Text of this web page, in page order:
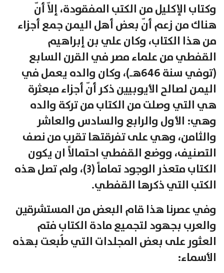
وكتاب الإكليل من الكتب المفقودة، إلاّ أنّ
هناك من زعم أنّ بعض أهل اليمن جمع أجزاء
من هذا الكتاب، وكان علي بن إبراهيم
القفطي من علماء مصر في القرن السابع
(توفي سنة 646هـ)، وكان والده يعمل في
اليمن لصالح الأيوبيين ذكر أنّ أجزاء مبعثرة
هي التي وصلت من الكتاب من تركة والده
وهي: الأول والرابع والسادس والعاشر
والثامن، وهي على تفرقتها تقرب من نصف
التصنيف، ووضع القفطي احتمالاً ان يكون
الكتاب متعذر الوجود تماماً (3)، ولم تصل هذه
الكتب التي ذكرها القفطي.
وفي عصرنا هذا قام البعض من المستشرقين
والعرب بجهود لتجميع مادة الكتاب فتم
العثور على بعض المجلدات التي طُبعت بهذه
الأسماء: